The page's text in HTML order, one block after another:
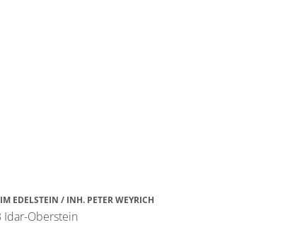
EDELSTEIN / INH. PETER WEYRICH
Idar-Oberstein